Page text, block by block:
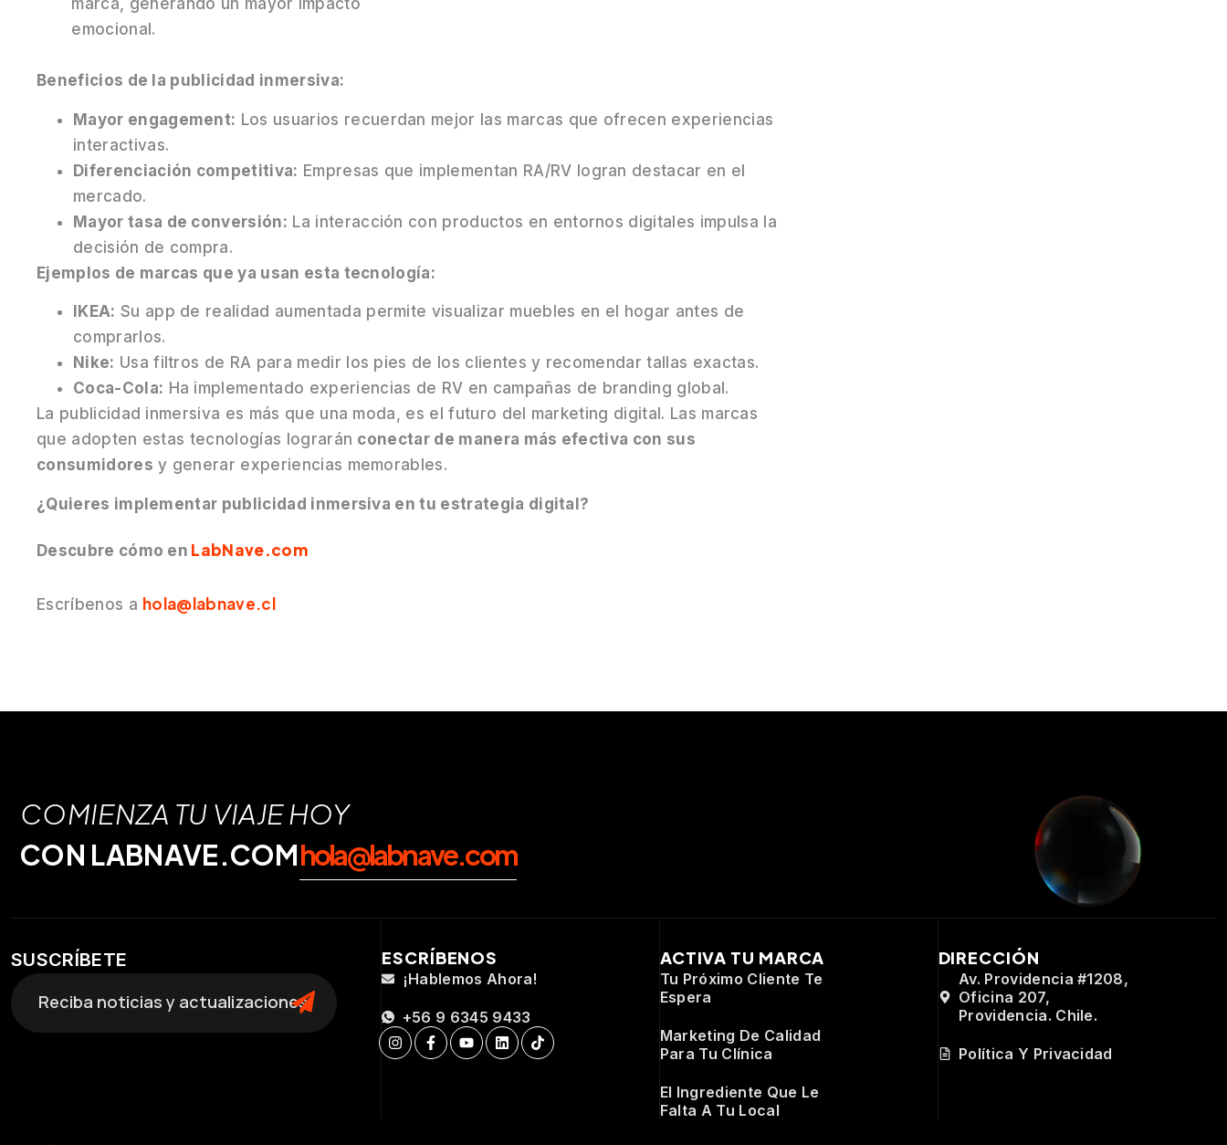
emocional.
Beneficios de la publicidad inmersiva:
Mayor engagement: Los usuarios recuerdan mejor las marcas que ofrecen experiencias
interactivas.
Diferenciación competitiva: Empresas que implementan RA/RV logran destacar en el
mercado.
Mayor tasa de conversión: La interacción con productos en entornos digitales impulsa la
decisión de compra.
Ejemplos de marcas que ya usan esta tecnología:
IKEA: Su app de realidad aumentada permite visualizar muebles en el hogar antes de
comprarlos.
Nike: Usa filtros de RA para medir los pies de los clientes y recomendar tallas exactas.
Coca-Cola: Ha implementado experiencias de RV en campañas de branding global.
La publicidad inmersiva es más que una moda, es el futuro del marketing digital. Las marcas
que adopten estas tecnologías lograrán conectar de manera más efectiva con sus
consumidores y generar experiencias memorables.
¿Quieres implementar publicidad inmersiva en tu estrategia digital?
Descubre cómo en LabNave.com
Escríbenos a hola@labnave.cl
COMIENZA TU VIAJE HOY
CON LABNAVE.COMhola@labnave.com
SUSCRÍBETE ESCRÍBENOS
¡Hablemos Ahora!
+56 9 6345 9433
ACTIVA TU MARCA
Tu Próximo Cliente Te
Espera
Marketing De Calidad
Para Tu Clínica
El Ingrediente Que Le
Falta A Tu Local
DIRECCIÓN
Av. Providencia #1208,
Oficina 207,
Providencia. Chile.
Política Y Privacidad